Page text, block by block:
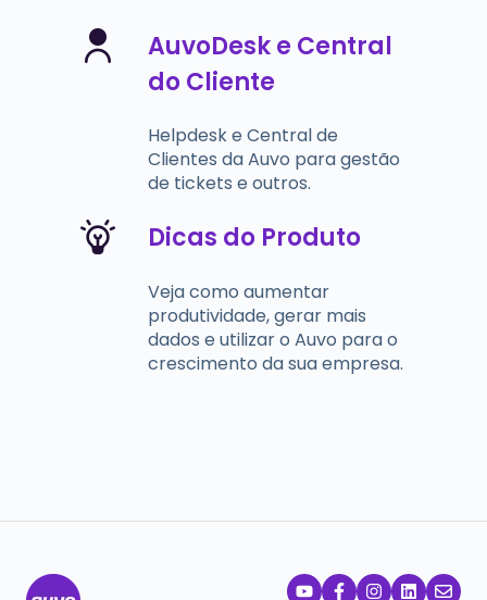
AuvoDesk e Central
do Cliente
Helpdesk e Central de
Clientes da Auvo para gestão
de tickets e outros.
Dicas do Produto
Veja como aumentar
produtividade, gerar mais
dados e utilizar o Auvo para o
crescimento da sua empresa.